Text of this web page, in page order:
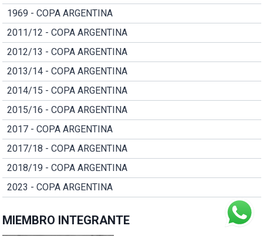
1969 - COPA ARGENTINA
2011/12 - COPA ARGENTINA
2012/13 - COPA ARGENTINA
2013/14 - COPA ARGENTINA
2014/15 - COPA ARGENTINA
2015/16 - COPA ARGENTINA
2017 - COPA ARGENTINA
2017/18 - COPA ARGENTINA
2018/19 - COPA ARGENTINA
2023 - COPA ARGENTINA
MIEMBRO INTEGRANTE